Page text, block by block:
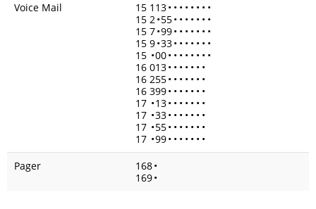
Voice Mail
15 113• • • • • • • •
15 2•55• • • • • • •
15 7•99• • • • • • •
15 9•33• • • • • • •
15 •00• • • • • • • •
16 013• • • • • • •
16 255• • • • • • •
16 399• • • • • • •
17 •13• • • • • • •
17 •33• • • • • • •
17 •55• • • • • • •
17 •99• • • • • • •
Pager
168•
169•